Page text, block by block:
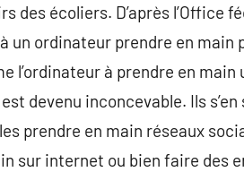
écoliers. D’après l’Office
un ordinateur prendre en
l’ordinateur à prendre en main
devenu inconcevable. Ils
prendre en main réseaux
sur internet ou bien faire des